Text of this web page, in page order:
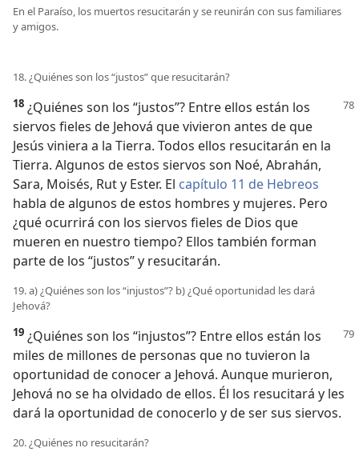
En el Paraíso, los muertos resucitarán y se reunirán con sus familiares
y amigos.
18. ¿Quiénes son los “justos” que resucitarán?
18 ¿Quiénes son los “justos”? Entre ellos están los
siervos fieles de Jehová que vivieron antes de que
Jesús viniera a la Tierra. Todos ellos resucitarán en la
Tierra. Algunos de estos siervos son Noé, Abrahán,
Sara, Moisés, Rut y Ester. El capítulo 11 de Hebreos
habla de algunos de estos hombres y mujeres. Pero
¿qué ocurrirá con los siervos fieles de Dios que
mueren en nuestro tiempo? Ellos también forman
parte de los “justos” y resucitarán.
19. a) ¿Quiénes son los “injustos”? b) ¿Qué oportunidad les dará
Jehová?
19 ¿Quiénes son los “injustos”? Entre ellos están los
miles de millones de personas que no tuvieron la
oportunidad de conocer a Jehová. Aunque murieron,
Jehová no se ha olvidado de ellos. Él los resucitará y les
dará la oportunidad de conocerlo y de ser sus siervos.
20. ¿Quiénes no resucitarán?